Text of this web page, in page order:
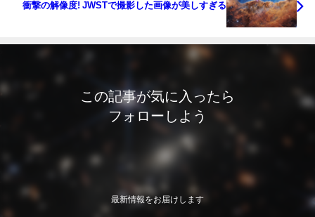
衝撃の解像度! JWSTで撮影した画像が美しすぎる
この記事が気に入ったら
フォローしよう
最新情報をお届けします